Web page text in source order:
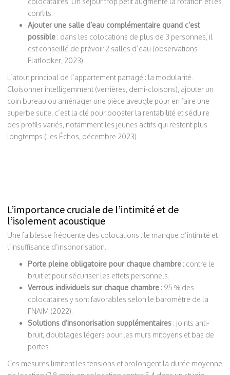
conflits.
Ajouter une salle d’eau complémentaire quand c’est
possible : dans les colocations de plus de 3 personnes, il
est conseillé de prévoir 2 salles d’eau (observations
Flatlooker, 2023).
L’atout principal de l’appartement partagé : la modularité.
Cloisonner intelligemment (verrières, demi-cloisons), ajouter un
coin bureau ou aménager une pièce aveugle pour en faire une
superbe suite, c’est la clé pour booster la rentabilité et séduire
des profils variés, notamment les jeunes actifs qui restent plus
longtemps (Les Échos, décembre 2023).
L’importance cruciale de l’intimité et de
l’isolement acoustique
Une faiblesse fréquente des colocations : le manque d’intimité et
l’insuffisance d’insonorisation.
Porte pleine obligatoire pour chaque chambre : contre le
bruit et pour sécuriser les effets personnels.
Verrous individuels sur chaque chambre : 95 % des
colocataires y sont favorables selon le baromètre de la
FNAIM (2022).
Solutions d’insonorisation supplémentaires : joints anti-
bruit, doublages légers pour les murs mitoyens et bas de
portes.
Ces mesures limitent les tensions et prolongent la durée moyenne